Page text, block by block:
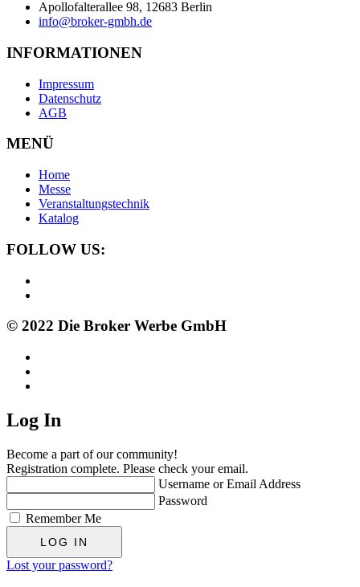
Apollofalterallee 98, 12683 Berlin
info@broker-gmbh.de
INFORMATIONEN
Impressum
Datenschutz
AGB
MENÜ
Home
Messe
Veranstaltungstechnik
Katalog
FOLLOW US:
© 2022 Die Broker Werbe GmbH
Log In
Become a part of our community!
Registration complete. Please check your email.
Username or Email Address
Password
Remember Me
Lost your password?